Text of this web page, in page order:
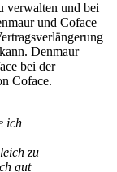
verwalten und bei
und Coface
Denmaur
bei der
Coface.
ich
zu
gut